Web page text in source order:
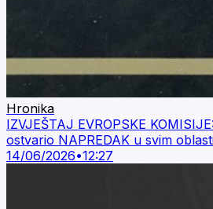
Hronika
IZVJEŠTAJ EVROPSKE
ostvario NAPREDAK u svim
14/06/2026•12:27